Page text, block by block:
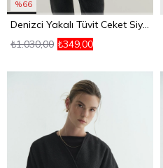
%66
Denizci Yakalı Tüvit Ceket Siyah
₺349,00
₺1.030,00